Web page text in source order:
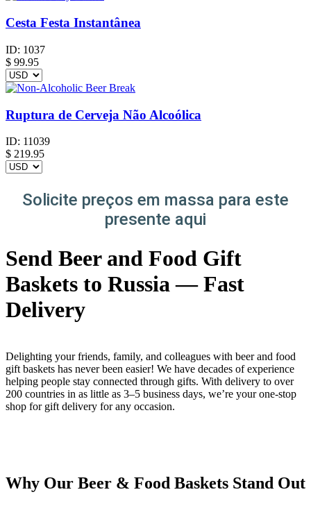
Cesta Festa Instantânea
ID: 1037
$ 99.95
Ruptura de Cerveja Não Alcoólica
ID: 11039
$ 219.95
Solicite preços em massa para este
presente aqui
Send Beer and Food Gift
Baskets to Russia — Fast
Delivery
Delighting your friends, family, and colleagues with beer and food
gift baskets has never been easier! We have decades of experience
helping people stay connected through gifts. With delivery to over
200 countries in as little as 3–5 business days, we’re your one-stop
shop for gift delivery for any occasion.
Why Our Beer & Food Baskets Stand Out